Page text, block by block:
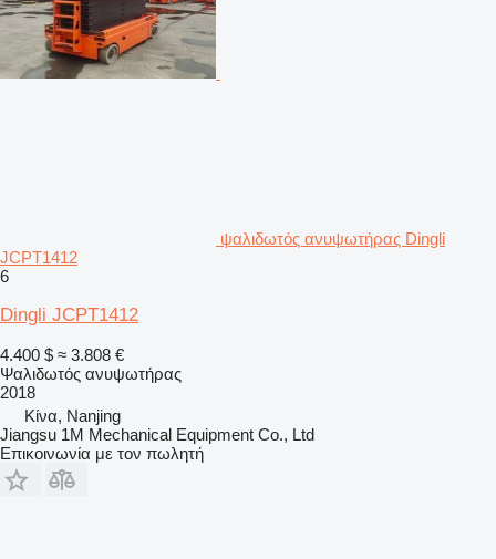
ψαλιδωτός ανυψωτήρας Dingli
JCPT1412
6
Dingli JCPT1412
4.400 $ ≈ 3.808 €
Ψαλιδωτός ανυψωτήρας
2018
Κίνα, Nanjing
Jiangsu 1M Mechanical Equipment Co., Ltd
Επικοινωνία με τον πωλητή